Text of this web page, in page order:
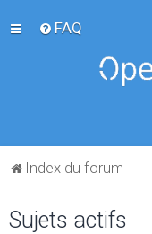
FAQ
Index du forum
Sujets actifs